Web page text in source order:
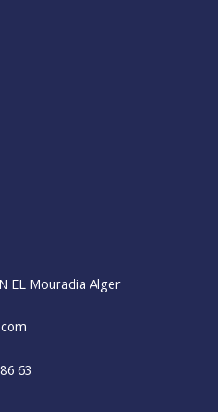
EL Mouradia Alger
63